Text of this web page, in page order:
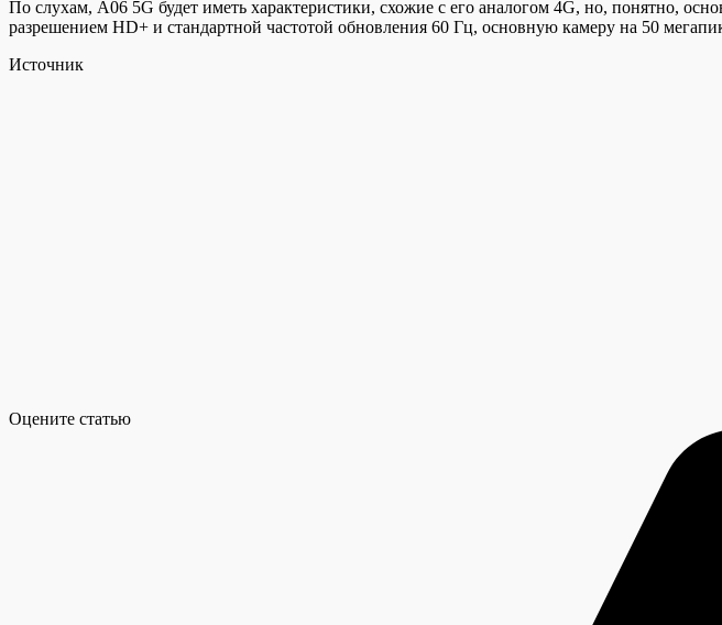
По слухам, A06 5G будет иметь характеристики, схожие с его аналогом 4G, но, понятно,
разрешением HD+ и стандартной частотой обновления 60 Гц, основную камеру на 50
Источник
Оцените статью